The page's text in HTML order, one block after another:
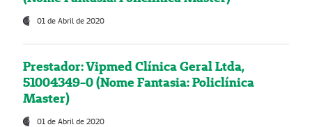
01 de Abril de 2020
Prestador: Vipmed Clínica Geral Ltda,
51004349-0 (Nome Fantasia: Policlínica
Master)
01 de Abril de 2020